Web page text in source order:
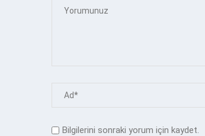
Bilgilerini sonraki yorum için kaydet.